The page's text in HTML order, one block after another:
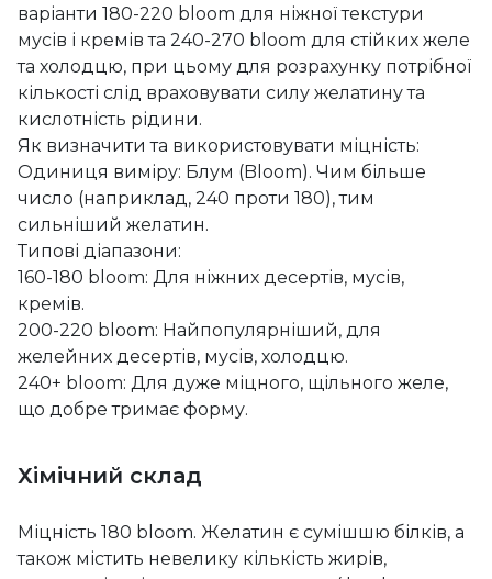
варіанти 180-220 bloom для ніжної текстури
мусів і кремів та 240-270 bloom для стійких желе
та холодцю, при цьому для розрахунку потрібної
кількості слід враховувати силу желатину та
кислотність рідини.
Як визначити та використовувати міцність:
Одиниця виміру: Блум (Bloom). Чим більше
число (наприклад, 240 проти 180), тим
сильніший желатин.
Типові діапазони:
160-180 bloom: Для ніжних десертів, мусів,
кремів.
200-220 bloom: Найпопулярніший, для
желейних десертів, мусів, холодцю.
240+ bloom: Для дуже міцного, щільного желе,
що добре тримає форму.
Хімічний склад
Міцність 180 bloom. Желатин є сумішшю білків, а
також містить невелику кількість жирів,